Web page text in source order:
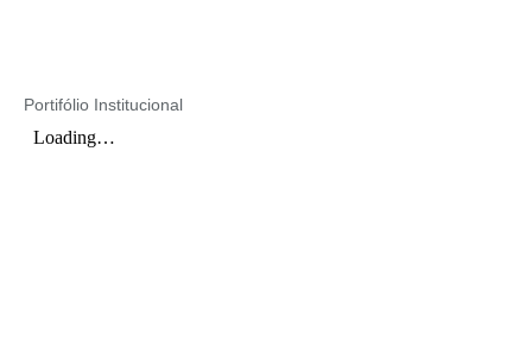
Portifólio Institucional